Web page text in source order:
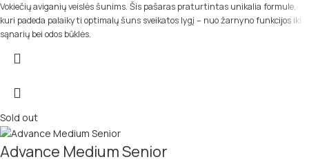
Vokiečių aviganių veislės šunims. Šis pašaras praturtintas unikalia formule,
kuri padeda palaikyti optimalų šuns sveikatos lygį – nuo žarnyno funkcijos iki
sąnarių bei odos būklės.
Sold out
Advance Medium Senior